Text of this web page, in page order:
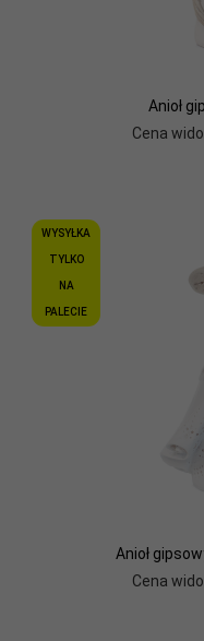
Anioł
Cena
WYSYŁKA
TYLKO
NA
PALECIE
Anioł
Cena